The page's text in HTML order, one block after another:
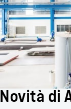
Novità di